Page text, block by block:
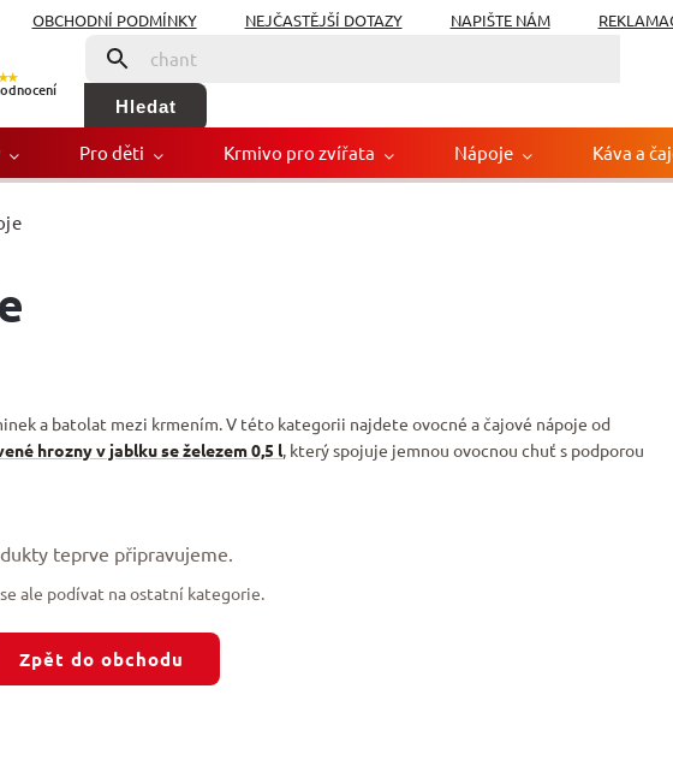
OBCHODNÍ PODMÍNKY NEJČASTĚJŠÍ DOTAZY NAPIŠTE NÁM
Hledat
Pro děti Krmivo pro zvířata Nápoje Káva a
a batolat mezi krmením. V této kategorii najdete ovocné a čajové nápoje od
hrozny v jablku se železem 0,5 l, který spojuje jemnou ovocnou chuť s podporou
teprve připravujeme.
ale podívat na ostatní kategorie.
Zpět do obchodu